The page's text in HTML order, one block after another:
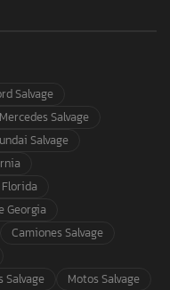
Salvage
Mercedes Salvage
Salvage
Georgia
Camiones Salvage
Salvage Motos Salvage